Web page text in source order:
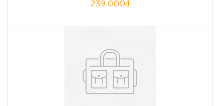
239.000₫